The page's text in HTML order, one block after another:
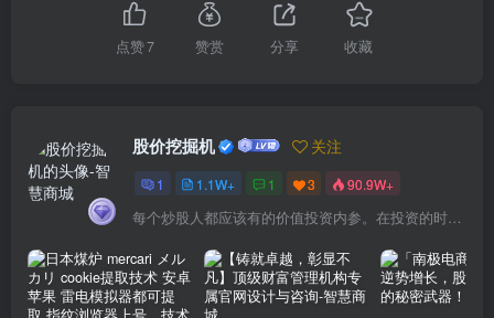
点赞7 赞赏 分享 收藏
股价挖掘机 关注
1 1.1W+ 1 3 90.9W+
每个炒股人都应该有的价值投资内参。在投资的时候，我们把自己看成是企业分析师——而不是市场分析师，也不是宏观经济分析师，更不是证券分析师。